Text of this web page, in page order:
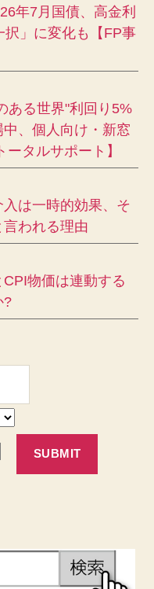
年7月国債、高金利
」に変化も【FP事
ある世界"利回り5%
、個人向け・新窓
タルサポート】
入は一時的効果、そ
われる理由
CPI物価は連動する
?